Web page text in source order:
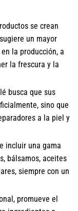
se crean
un mayor
la producción, a
la frescura y la
busca que sus
sino que
a la piel y
incluir una gama
bálsamos, aceites
siempre con un
promueve el